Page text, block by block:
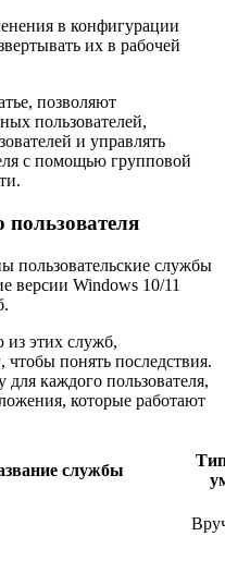
в конфигурации
их в рабочей
позволяют
пользователей,
и управлять
с помощью групповой
пользовательские службы
версии Windows 10/11
этих служб,
чтобы понять последствия.
каждого пользователя,
которые работают
службы